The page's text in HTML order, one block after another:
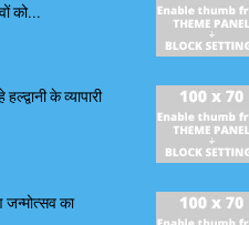
को...
के व्यापारी
जन्मोत्सव का